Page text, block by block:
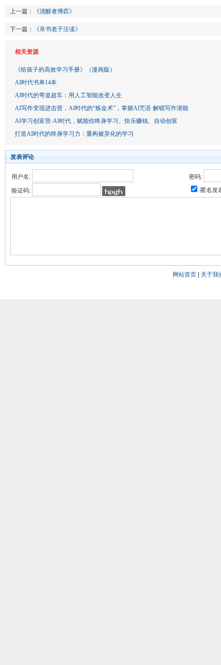
上一篇： 《清醒者博弈》
下一篇： 《帛书老子注读》
相关资源
《给孩子的高效学习手册》（漫画版）
AI时代书单14本
AI时代的弯道超车：用人工智能改变人生
AI写作变现进击营，AI时代的“炼金术”，掌握Al咒语·解锁写作潜能
AI学习创富营-AI时代，赋能你终身学习、快乐赚钱、自动创富
打造AI时代的终身学习力：重构被异化的学习
发表评论
用户名:
密码:
验证码:
匿名发
网站首页| 关于我